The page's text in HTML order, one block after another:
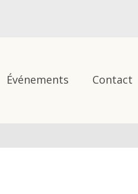
Événements Contact